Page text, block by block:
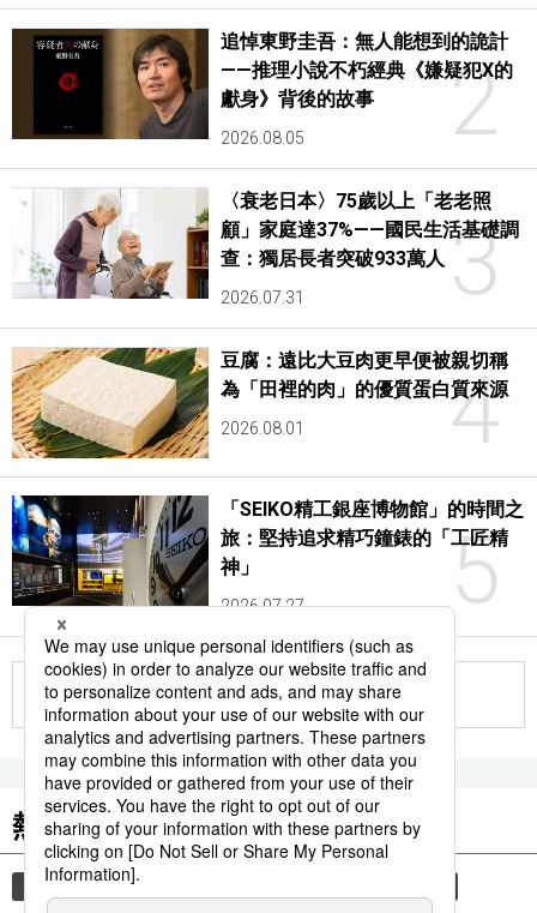
2
追悼東野圭吾：無人能想到的詭計
——推理小說不朽經典《嫌疑犯X的
獻身》背後的故事
2026.08.05
3
〈衰老日本〉75歲以上「老老照
顧」家庭達37%——國民生活基礎調
查：獨居長者突破933萬人
2026.07.31
4
豆腐：遠比大豆肉更早便被親切稱
為「田裡的肉」的優質蛋白質來源
2026.08.01
5
「SEIKO精工銀座博物館」的時間之
旅：堅持追求精巧鐘錶的「工匠精
神」
2026.07.27
更多
熱門關鍵詞
書訊 文學